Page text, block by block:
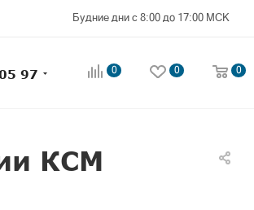
Будние дни с 8:00 до 17:00 МСК
97 0 0 0
КСМ